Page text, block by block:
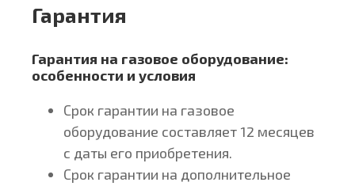
Гарантия
Гарантия на газовое оборудование:
особенности и условия
Срок гарантии на газовое
оборудование составляет 12 месяцев
с даты его приобретения.
Срок гарантии на дополнительное